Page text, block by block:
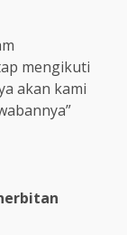
mengikuti
akan kami